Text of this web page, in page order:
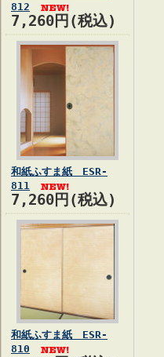
812
7,260円(税込)
和紙ふすま紙 ESR-
811
7,260円(税込)
和紙ふすま紙 ESR-
810